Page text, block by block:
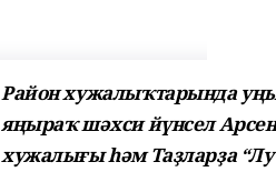
Район хужалыҡтарында
яңыраҡ шәхси йүнсел
хужалығы һәм Таҙларҙа